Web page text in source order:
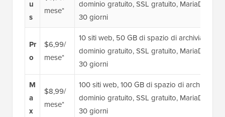
u
s
mese*
dominio gratuito, SSL gratuito, MariaDB
30 giorni
Pr
o
$6,99/
mese*
10 siti web, 50 GB di spazio di archiviazione
dominio gratuito, SSL gratuito, MariaDB
30 giorni
M
a
x
$8,99/
mese*
100 siti web, 100 GB di spazio di
dominio gratuito, SSL gratuito, MariaDB
30 giorni